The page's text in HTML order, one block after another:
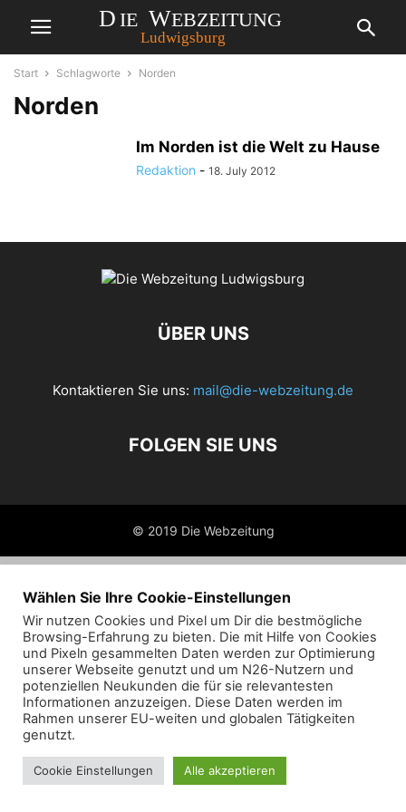
Start Schlagworte Norden
Norden
Im Norden ist die Welt zu Hause
Redaktion - 18. July 2012
ÜBER UNS
Kontaktieren Sie uns: mail@die-webzeitung.de
FOLGEN SIE UNS
© 2019 Die Webzeitung
Wählen Sie Ihre Cookie-Einstellungen
Wir nutzen Cookies und Pixel um Dir die bestmögliche
Browsing-Erfahrung zu bieten. Die mit Hilfe von Cookies
und Pixeln gesammelten Daten werden zur Optimierung
unserer Webseite genutzt und um N26-Nutzern und
potenziellen Neukunden die für sie relevantesten
Informationen anzuzeigen. Diese Daten werden im
Rahmen unserer EU-weiten und globalen Tätigkeiten
genutzt.
Cookie Einstellungen Alle akzeptieren